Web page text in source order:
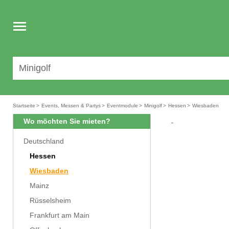
Toggle
navigation
Startseite > Events, Messen & Partys> Eventmodule > Minigolf> Hessen > Wiesbaden
Wo möchten Sie mieten?
Deutschland
Hessen
Wiesbaden
Mainz
Rüsselsheim
Frankfurt am Main